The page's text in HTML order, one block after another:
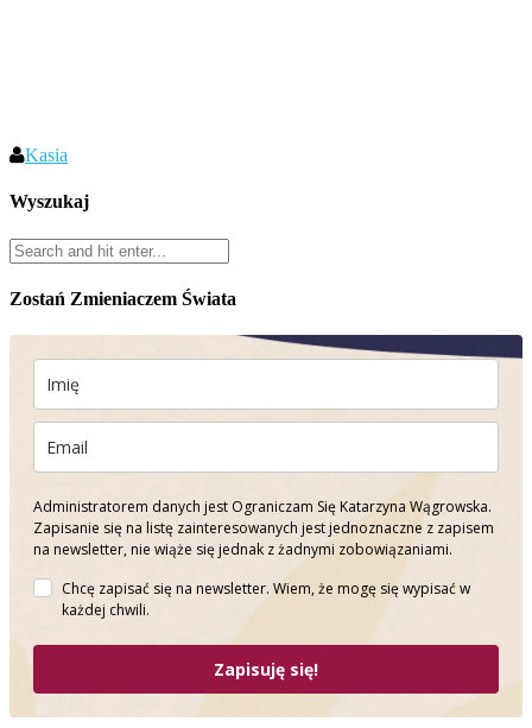
Kasia
Wyszukaj
Zostań Zmieniaczem Świata
Administratorem danych jest Ograniczam Się Katarzyna Wągrowska.
Zapisanie się na listę zainteresowanych jest jednoznaczne z zapisem
na newsletter, nie wiąże się jednak z żadnymi zobowiązaniami.
Chcę zapisać się na newsletter. Wiem, że mogę się wypisać w
każdej chwili.
Zapisuję się!